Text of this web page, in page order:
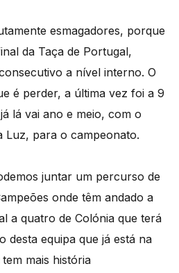
esmagadores, porque
da Taça de Portugal,
a nível interno. O
é perder, a última vez foi a 9
lá vai ano e meio, com o
Luz, para o campeonato.
juntar um percurso de
onde têm andado a
a quatro de Colónia que terá
desta equipa que já está na
mais história